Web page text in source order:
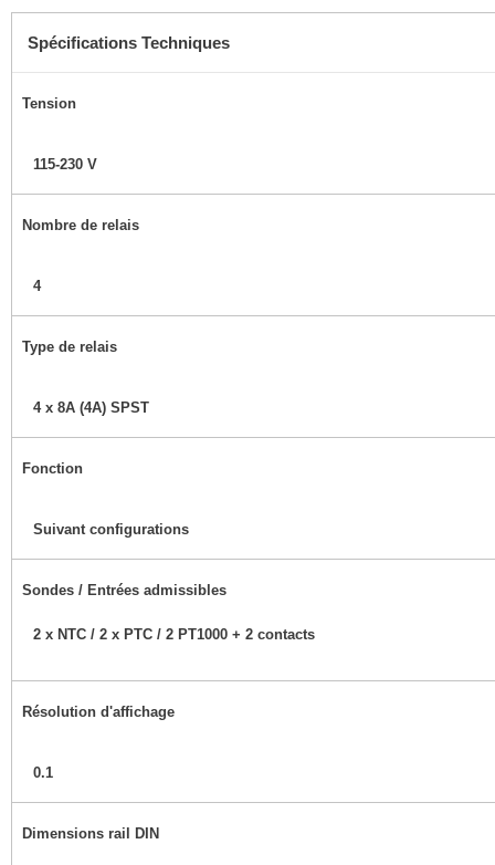
Spécifications Techniques
Tension
115-230 V
Nombre de relais
4
Type de relais
4 x 8A (4A) SPST
Fonction
Suivant configurations
Sondes / Entrées admissibles
2 x NTC / 2 x PTC / 2 PT1000 + 2 contacts
Résolution d'affichage
0.1
Dimensions rail DIN